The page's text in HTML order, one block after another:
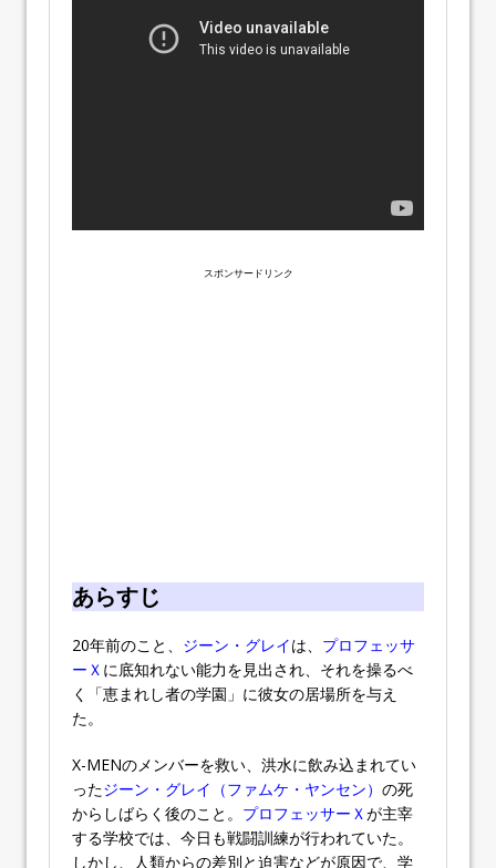
スポンサードリンク
あらすじ
20年前のこと、 ジーン・グレイは、 プロフェッサ
ーＸ に底知れない能力を見出され、それを操るべ
く「恵まれし者の学園」に彼女の居場所を与え
た。
X-MENのメンバーを救い、洪水に飲み込まれてい
ったジーン・グレイ（ファムケ・ヤンセン） の死
からしばらく後のこと。 プロフェッサーＸが主宰
する学校では、今日も戦闘訓練が行われていた。
しかし、人類からの差別と迫害などが原因で、学